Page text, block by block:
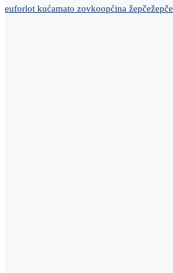
euforlot kućamato zovkoopćina žepčežepče